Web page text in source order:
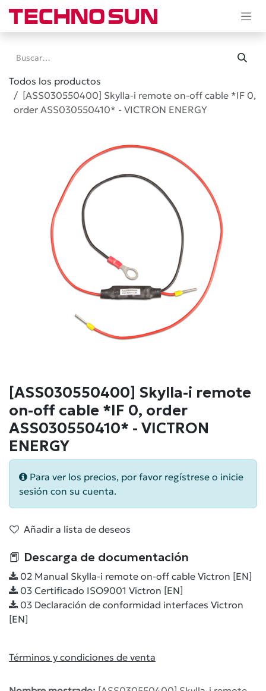
Ir al contenido
Todos los productos
[ASS030550400] Skylla-i remote on-off cable *IF 0,
order ASS030550410* - VICTRON ENERGY
[ASS030550400] Skylla-i remote
on-off cable *IF 0, order
ASS030550410* - VICTRON
ENERGY
Para ver los precios, por favor regístrese o inicie
sesión con su cuenta.
Añadir a lista de deseos
📕 Descarga de documentación
02 Manual Skylla-i remote on-off cable Victron [EN]
03 Certificado ISO9001 Victron [EN]
03 Declaración de conformidad interfaces Victron
[EN]
Términos y condiciones de venta